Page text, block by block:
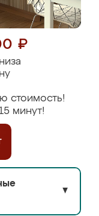
₽
стоимость!
минут!
▼